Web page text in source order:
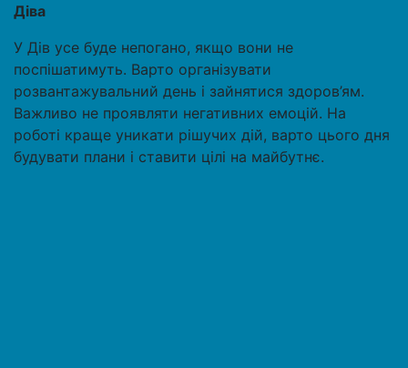
Діва
У Дів усе буде непогано, якщо вони не
поспішатимуть. Варто організувати
розвантажувальний день і зайнятися здоров’ям.
Важливо не проявляти негативних емоцій. На
роботі краще уникати рішучих дій, варто цього дня
будувати плани і ставити цілі на майбутнє.